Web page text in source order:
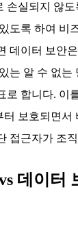
손실되지 않
도록 하여 비
데이터 보안
는 알 수 없
로 합니다. 이
보호되면서
접근자가 조직
데이터